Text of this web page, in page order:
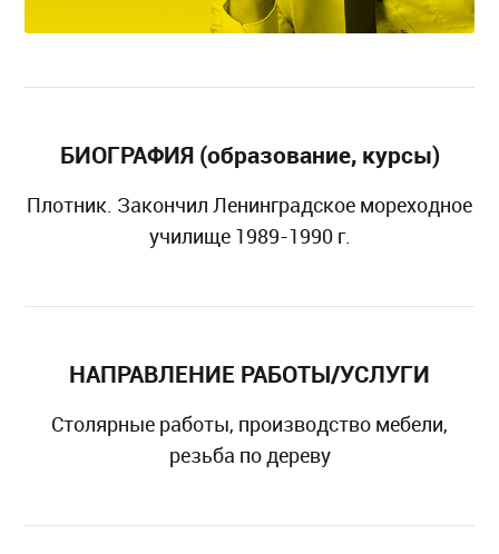
БИОГРАФИЯ (образование, курсы)
Плотник. Закончил Ленинградское мореходное
училище 1989-1990 г.
НАПРАВЛЕНИЕ РАБОТЫ/УСЛУГИ
Столярные работы, производство мебели,
резьба по дереву